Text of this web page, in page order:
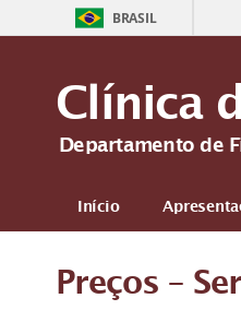
BRASIL
Clínica
Departamento de
Início
Preços –